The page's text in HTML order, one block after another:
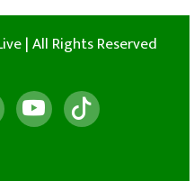
| All Rights Reserved